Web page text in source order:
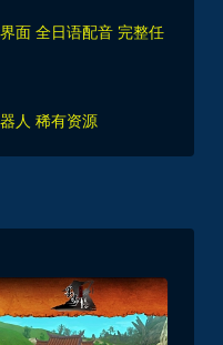
面 全日语配音 完整任
人 稀有资源